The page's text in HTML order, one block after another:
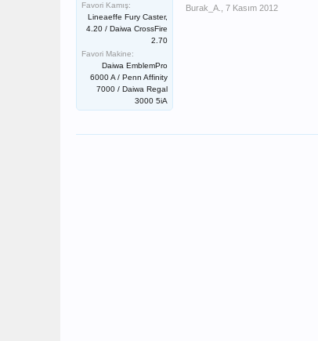
Favori Kamış:
Lineaeffe Fury Caster,
4.20 / Daiwa CrossFire
2.70
Favori Makine:
Daiwa EmblemPro
6000 A / Penn Affinity
7000 / Daiwa Regal
3000 5iA
Burak_A. 7 Kasım 2012